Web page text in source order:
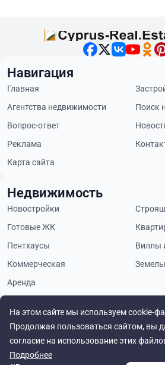
На этом сайте мы используем cookie-
Продолжая пользоваться сайтом, вы
согласие на использование этих
Подробнее
Будьте в
Навигация
Главная
Агентства недвижимости
Поиск
Вопрос-ответ
Реклама
Карта сайта
Недвижимость
Новостройки
Готовые ЖК
Пентхаусы
Виллы
Коммерческая
Аренда